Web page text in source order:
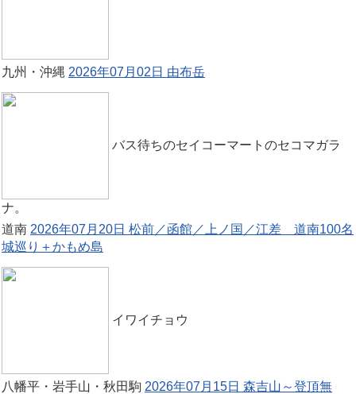
九州・沖縄 2026年07月02日 由布岳
バス待ちのセイコーマートのセコマガラ
ナ。
道南 2026年07月20日 松前／函館／上ノ国／江差 道南100名
城巡り＋かもめ島
イワイチョウ
八幡平・岩手山・秋田駒 2026年07月15日 森吉山～登頂無